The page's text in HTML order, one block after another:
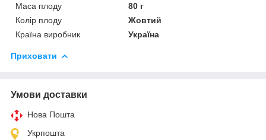
Маса плоду
80 г
Колір плоду
Жовтий
Країна виробник
Україна
Приховати
Умови доставки
Нова Пошта
Укрпошта